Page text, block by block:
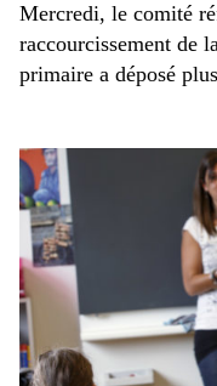
Mercredi, le comité
raccourcissement de
primaire a déposé